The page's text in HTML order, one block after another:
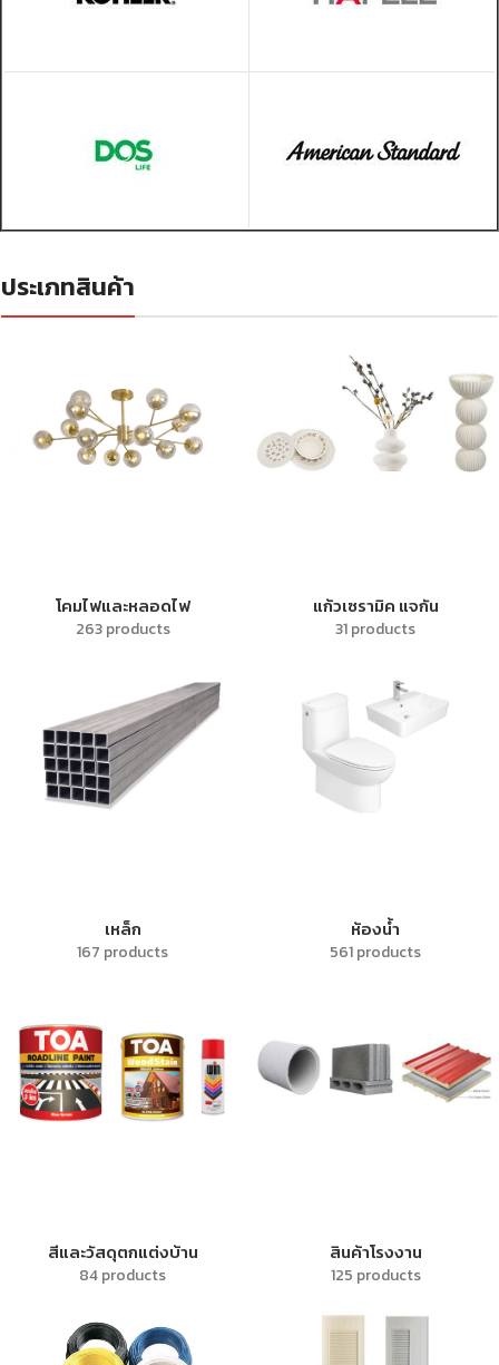
ประเภทสินค้า
โคมไฟและหลอดไฟ
263 products
แก้วเซรามิค แจกัน
31 products
เหล็ก
167 products
ห้องน้ำ
561 products
สีและวัสดุตกแต่งบ้าน
84 products
สินค้าโรงงาน
125 products